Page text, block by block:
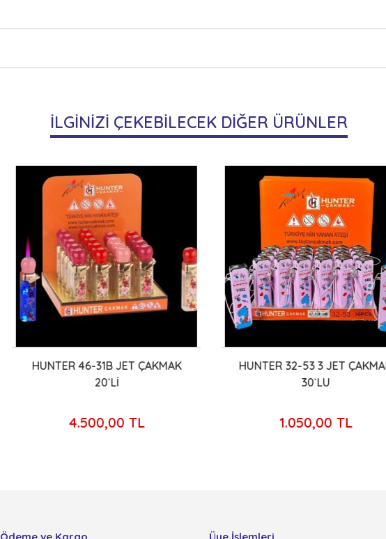
İLGİNİZİ ÇEKEBİLECEK DİĞER ÜRÜNLER
HUNTER 46-31B JET ÇAKMAK
20`Lİ
4.500,00 TL
HUNTER 32-53 3 JET ÇAKMAK
30`LU
1.050,00 TL